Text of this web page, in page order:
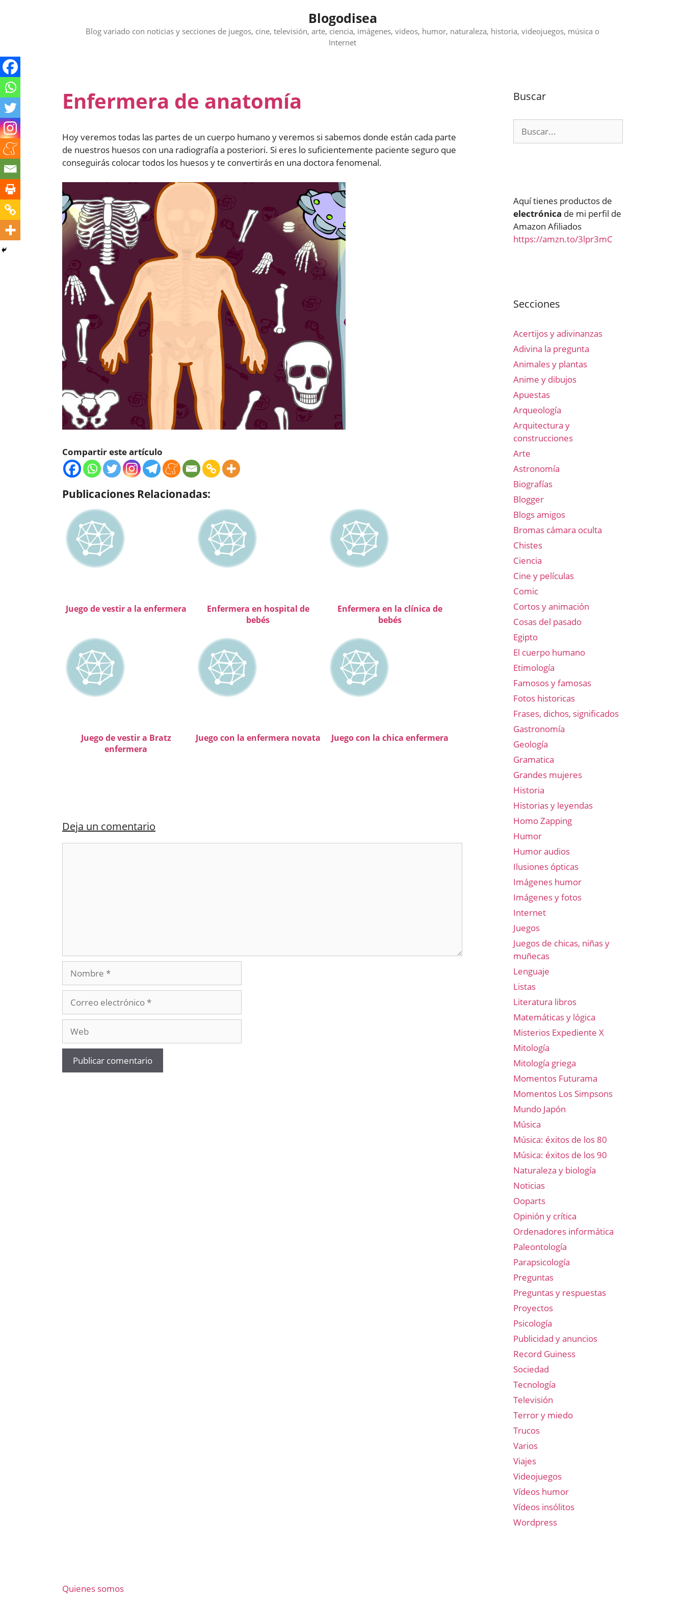
Blogodisea
Blog variado con noticias y secciones de juegos, cine, televisión, arte, ciencia, imágenes, videos, humor, naturaleza, historia, videojuegos, música o
Internet
Enfermera de anatomía
Hoy veremos todas las partes de un cuerpo humano y veremos si sabemos donde están cada parte
de nuestros huesos con una radiografía a posteriori. Si eres lo suficientemente paciente seguro que
conseguirás colocar todos los huesos y te convertirás en una doctora fenomenal.
Compartir este artículo
Publicaciones Relacionadas:
Juego de vestir a la enfermera
Enfermera en hospital de
bebés
Enfermera en la clínica de
bebés
Juego de vestir a Bratz
enfermera
Juego con la enfermera novata Juego con la chica enfermera
Deja un comentario
Nombre
electrónico
Buscar
Aquí tienes productos de
electrónica de mi perfil de
Amazon Afiliados
https://amzn.to/3lpr3mC
Secciones
Acertijos y adivinanzas
Adivina la pregunta
Animales y plantas
Anime y dibujos
Apuestas
Arqueología
Arquitectura y
construcciones
Arte
Astronomía
Biografías
Blogger
Blogs amigos
Bromas cámara oculta
Chistes
Ciencia
Cine y películas
Comic
Cortos y animación
Cosas del pasado
Egipto
El cuerpo humano
Etimología
Famosos y famosas
Fotos historicas
Frases, dichos, significados
Gastronomía
Geología
Gramatica
Grandes mujeres
Historia
Historias y leyendas
Homo Zapping
Humor
Humor audios
Ilusiones ópticas
Imágenes humor
Imágenes y fotos
Internet
Juegos
Juegos de chicas, niñas y
muñecas
Lenguaje
Listas
Literatura libros
Matemáticas y lógica
Misterios Expediente X
Mitología
Mitología griega
Momentos Futurama
Momentos Los Simpsons
Mundo Japón
Música
Música: éxitos de los 80
Música: éxitos de los 90
Naturaleza y biología
Noticias
Ooparts
Opinión y crítica
Ordenadores informática
Paleontología
Parapsicología
Preguntas
Preguntas y respuestas
Proyectos
Psicología
Publicidad y anuncios
Record Guiness
Sociedad
Tecnología
Televisión
Terror y miedo
Trucos
Varios
Viajes
Videojuegos
Vídeos humor
Vídeos insólitos
Wordpress
Quienes somos